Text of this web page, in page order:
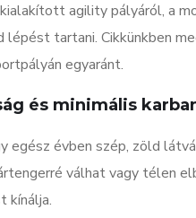
agility pályáról, a
tartani. Cikkünkben
egyaránt.
és minimális
egész évben szép, zöld
válhat vagy télen
kínálja.